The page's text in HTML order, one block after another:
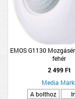
EMOS G1130
fehér
2 499 Ft
Media
A bolthoz